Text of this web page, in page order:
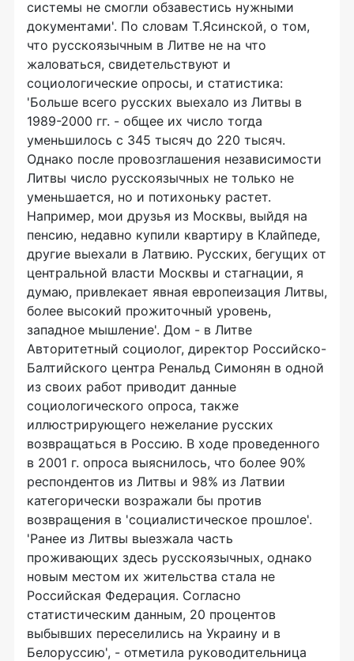
системы не смогли обзавестись нужными
документами'. По словам Т.Ясинской, о том,
что русскоязычным в Литве не на что
жаловаться, свидетельствуют и
социологические опросы, и статистика:
'Больше всего русских выехало из Литвы в
1989-2000 гг. - общее их число тогда
уменьшилось с 345 тысяч до 220 тысяч.
Однако после провозглашения независимости
Литвы число русскоязычных не только не
уменьшается, но и потихоньку растет.
Например, мои друзья из Москвы, выйдя на
пенсию, недавно купили квартиру в Клайпеде,
другие выехали в Латвию. Русских, бегущих от
центральной власти Москвы и стагнации, я
думаю, привлекает явная европеизация Литвы,
более высокий прожиточный уровень,
западное мышление'. Дом - в Литве
Авторитетный социолог, директор Российско-
Балтийского центра Ренальд Симонян в одной
из своих работ приводит данные
социологического опроса, также
иллюстрирующего нежелание русских
возвращаться в Россию. В ходе проведенного
в 2001 г. опроса выяснилось, что более 90%
респондентов из Литвы и 98% из Латвии
категорически возражали бы против
возвращения в 'социалистическое прошлое'.
'Ранее из Литвы выезжала часть
проживающих здесь русскоязычных, однако
новым местом их жительства стала не
Российская Федерация. Согласно
статистическим данным, 20 процентов
выбывших переселились на Украину и в
Белоруссию', - отметила руководительница